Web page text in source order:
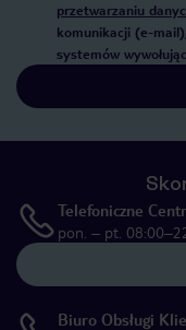
przetwarzaniu
komunikacji (e-
systemów
Telefoniczne
pon. – pt.
Biuro Obsługi